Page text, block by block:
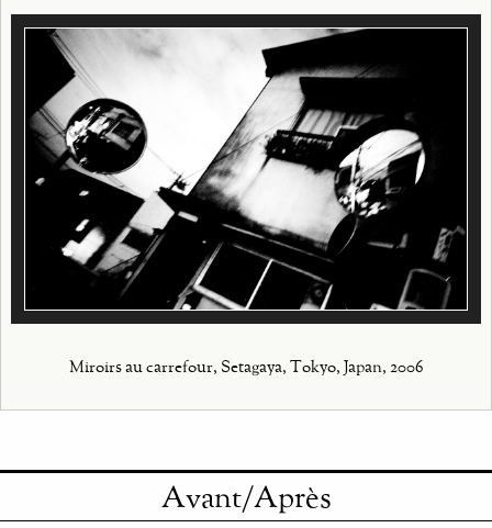
Miroirs au carrefour, Setagaya, Tokyo, Japan, 2006
Avant/Après